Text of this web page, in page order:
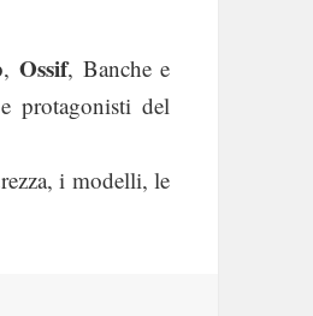
, Ossif, Banche e
protagonisti del
i modelli, le